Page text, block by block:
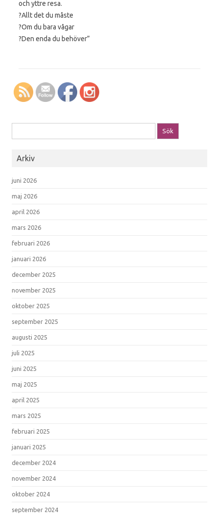
och yttre resa.
?Allt det du måste
?Om du bara vågar
?Den enda du behöver”
Arkiv
juni 2026
maj 2026
april 2026
mars 2026
februari 2026
januari 2026
december 2025
november 2025
oktober 2025
september 2025
augusti 2025
juli 2025
juni 2025
maj 2025
april 2025
mars 2025
februari 2025
januari 2025
december 2024
november 2024
oktober 2024
september 2024